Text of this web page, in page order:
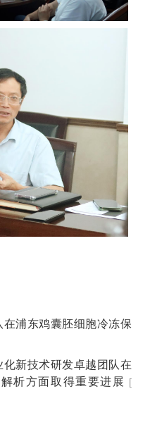
浦东鸡囊胚细胞冷冻保
新技术研发卓越团队在
析方面取得重要进展 [